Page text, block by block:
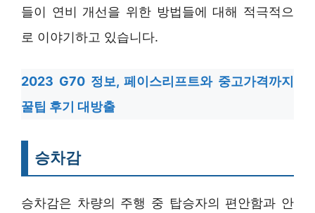
들이 연비 개선을 위한 방법들에 대해 적극적으
로 이야기하고 있습니다.
2023 G70 정보, 페이스리프트와 중고가격까지
꿀팁 후기 대방출
승차감
승차감은 차량의 주행 중 탑승자의 편안함과 안